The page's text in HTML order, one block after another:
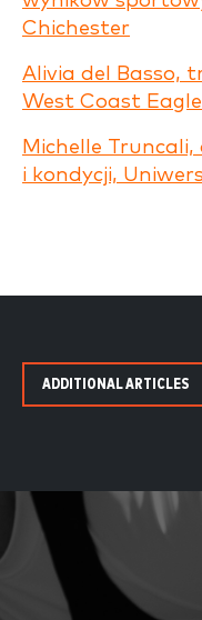
Chichester
Alivia del Basso,
West Coast
Michelle
i kondycji,
ADDITIONAL ARTICLES